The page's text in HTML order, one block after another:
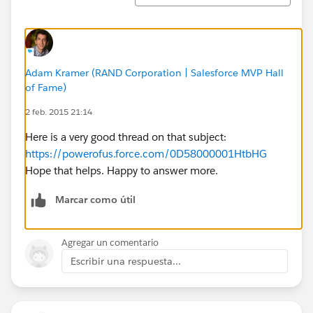
Adam Kramer (RAND Corporation | Salesforce MVP Hall
of Fame)
2 feb. 2015 21:14
Here is a very good thread on that subject:
https://powerofus.force.com/0D58000001HtbHG
Hope that helps. Happy to answer more.
Marcar como útil
Agregar un comentario
Escribir una respuesta...